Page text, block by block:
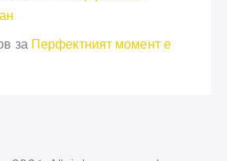
за Перфектният момент е